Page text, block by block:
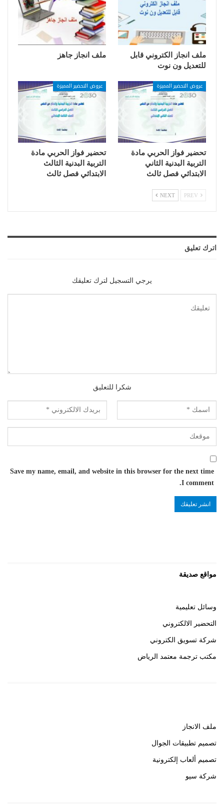
ملف انجاز الكتروني قابل
للتعديل ون نوت
ملف انجاز جاهز
عروض التحضير المميزة
تحضير فواز الحربي مادة
التربية البدنية الثاني
الابتدائي فصل ثالث
عروض التحضير المميزة
تحضير فواز الحربي مادة
التربية البدنية الثالث
الابتدائي فصل ثالث
NEXT
اترك تعليق
يرجي التسجيل لترك تعليقك
شكرا للتعليق
Save my name, email, and website in this browser for the next time
I comment.
مواقع صديقة
وسائل تعليمية
التحضير الالكتروني
شركة تسويق الكتروني
مكتب ترجمة معتمد الرياض
ملف الانجاز
تصميم تطبيقات الجوال
تصميم ألعاب إلكترونية
شركة سيو